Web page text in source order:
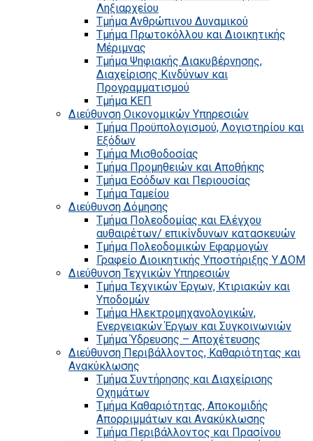
Ληξιαρχείου
Τμήμα Ανθρώπινου Δυναμικού
Τμήμα Πρωτοκόλλου και Διοικητικής
Μέριμνας
Τμήμα Ψηφιακής Διακυβέρνησης,
Διαχείρισης Κινδύνων και
Προγραμματισμού
Τμήμα ΚΕΠ
Διεύθυνση Οικονομικών Υπηρεσιών
Τμήμα Προϋπολογισμού, Λογιστηρίου και
Εξόδων
Τμήμα Μισθοδοσίας
Τμήμα Προμηθειών και Αποθήκης
Τμήμα Εσόδων και Περιουσίας
Τμήμα Ταμείου
Διεύθυνση Δόμησης
Τμήμα Πολεοδομίας και Ελέγχου
αυθαιρέτων/ επικίνδυνων κατασκευών
Τμήμα Πολεοδομικών Εφαρμογών
Γραφείο Διοικητικής Υποστήριξης Υ.ΔΟΜ
Διεύθυνση Τεχνικών Υπηρεσιών
Τμήμα Τεχνικών Έργων, Κτιριακών και
Υποδομών
Τμήμα Ηλεκτρομηχανολογικών,
Ενεργειακών Έργων και Συγκοινωνιών
Τμήμα Ύδρευσης – Αποχέτευσης
Διεύθυνση Περιβάλλοντος, Καθαριότητας και
Ανακύκλωσης
Τμήμα Συντήρησης και Διαχείρισης
Οχημάτων
Τμήμα Καθαριότητας, Αποκομιδής
Απορριμμάτων και Ανακύκλωσης
Τμήμα Περιβάλλοντος και Πρασίνου